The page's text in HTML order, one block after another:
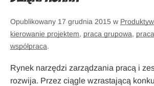
Opublikowany 17 grudnia 2015 w
kierowanie projektem, praca grupowa,
współpraca.
Rynek narzędzi zarządzania pracą i
rozwija. Przez ciągle wzrastającą